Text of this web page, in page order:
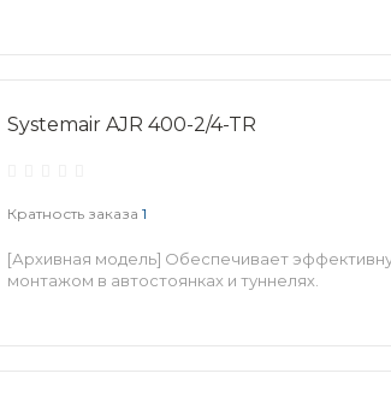
Systemair AJR 400-2/4-TR
Кратность заказа 1
[Архивная модель] Обеспечивает
монтажом в автостоянках и туннелях.